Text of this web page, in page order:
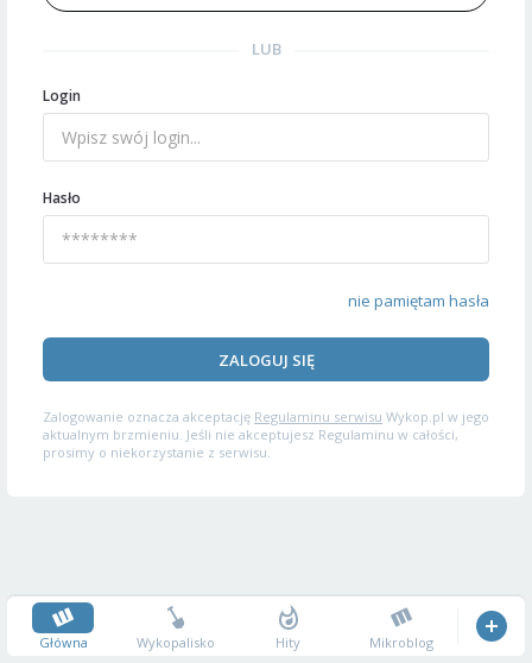
LUB
Login
Hasło
nie pamiętam hasła
ZALOGUJ SIĘ
Zalogowanie oznacza akceptację Regulaminu serwisu Wykop.pl w jego
aktualnym brzmieniu. Jeśli nie akceptujesz Regulaminu w całości,
prosimy o niekorzystanie z serwisu.
Główna Wykopalisko Hity Mikroblog